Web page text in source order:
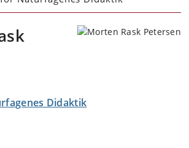
Didaktik